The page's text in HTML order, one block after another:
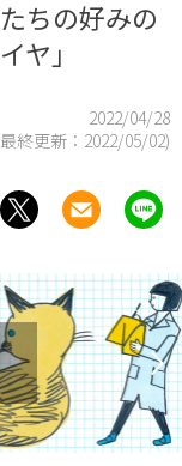
ちの好みの
ヤ」
2022/04/28
終更新： 2022/05/02)